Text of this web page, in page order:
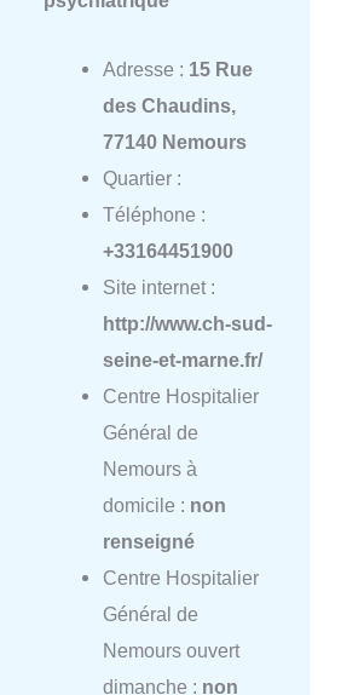
Adresse : 15 Rue
des Chaudins,
77140 Nemours
Quartier :
Téléphone :
+33164451900
Site internet :
http://www.ch-sud-
seine-et-marne.fr/
Centre Hospitalier
Général de
Nemours à
domicile : non
renseigné
Centre Hospitalier
Général de
Nemours ouvert
dimanche : non